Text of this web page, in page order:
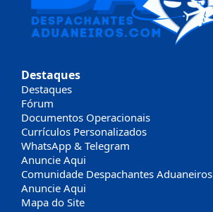
Destaques
Destaques
Fórum
Documentos Operacionais
Currículos Personalizados
WhatsApp & Telegram
Anuncie Aqui
Comunidade Despachantes Aduaneiros
Anuncie Aqui
Mapa do Site